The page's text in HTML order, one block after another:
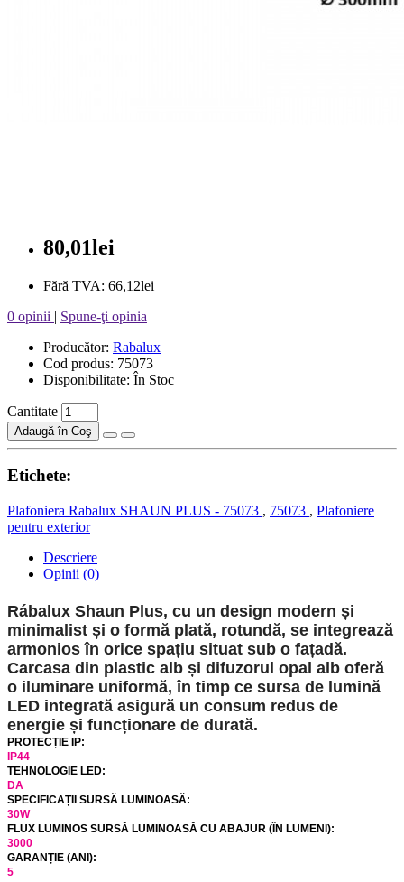
80,01lei
Fără TVA: 66,12lei
0 opinii | Spune-ţi opinia
Producător: Rabalux
Cod produs: 75073
Disponibilitate: În Stoc
Cantitate
Adaugă în Coş
Etichete:
Plafoniera Rabalux SHAUN PLUS - 75073 , 75073 , Plafoniere
pentru exterior
Descriere
Opinii (0)
Rábalux Shaun Plus, cu un design modern și
minimalist și o formă plată, rotundă, se integrează
armonios în orice spațiu situat sub o fațadă.
Carcasa din plastic alb și difuzorul opal alb oferă
o iluminare uniformă, în timp ce sursa de lumină
LED integrată asigură un consum redus de
energie și funcționare de durată.
PROTECȚIE IP:
IP44
TEHNOLOGIE LED:
DA
SPECIFICAȚII SURSĂ LUMINOASĂ:
30W
FLUX LUMINOS SURSĂ LUMINOASĂ CU ABAJUR (ÎN LUMENI):
3000
GARANȚIE (ANI):
5